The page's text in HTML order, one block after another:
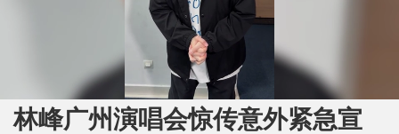
n
m
u
L
o
a
d
e
林峰广州演唱会惊传意外紧急宣